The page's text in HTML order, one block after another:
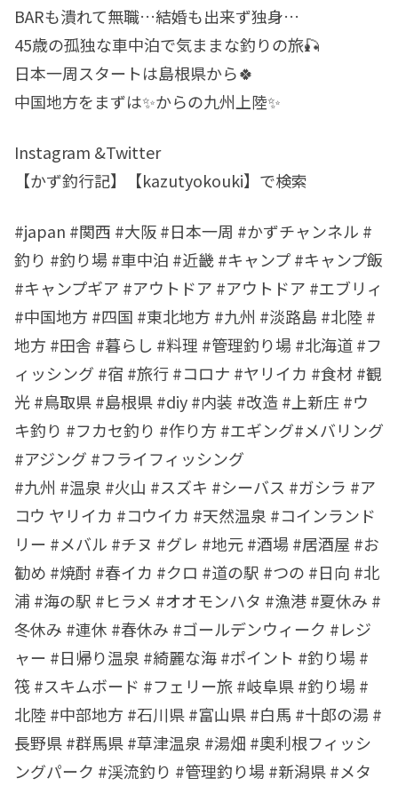
BARも潰れて無職…結婚も出来ず独身…
45歳の孤独な車中泊で気ままな釣りの旅🎣
日本一周スタートは島根県から🍀
中国地方をまずは✨からの九州上陸✨
Instagram &Twitter
【かず釣行記】【kazutyokouki】で検索
#japan #関西 #大阪 #日本一周 #かずチャンネル #
釣り #釣り場 #車中泊 #近畿 #キャンプ #キャンプ飯
#キャンプギア #アウトドア #アウトドア #エブリィ
#中国地方 #四国 #東北地方 #九州 #淡路島 #北陸 #
地方 #田舎 #暮らし #料理 #管理釣り場 #北海道 #フ
ィッシング #宿 #旅行 #コロナ #ヤリイカ #食材 #観
光 #鳥取県 #島根県 #diy #内装 #改造 #上新庄 #ウ
キ釣り #フカセ釣り #作り方 #エギング#メバリング
#アジング #フライフィッシング
#九州 #温泉 #火山 #スズキ #シーバス #ガシラ #ア
コウ ヤリイカ #コウイカ #天然温泉 #コインランド
リー #メバル #チヌ #グレ #地元 #酒場 #居酒屋 #お
勧め #焼酎 #春イカ #クロ #道の駅 #つの #日向 #北
浦 #海の駅 #ヒラメ #オオモンハタ #漁港 #夏休み #
冬休み #連休 #春休み #ゴールデンウィーク #レジ
ャー #日帰り温泉 #綺麗な海 #ポイント #釣り場 #
筏 #スキムボード #フェリー旅 #岐阜県 #釣り場 #
北陸 #中部地方 #石川県 #富山県 #白馬 #十郎の湯 #
長野県 #群馬県 #草津温泉 #湯畑 #奧利根フィッシ
ングパーク #渓流釣り #管理釣り場 #新潟県 #メタ